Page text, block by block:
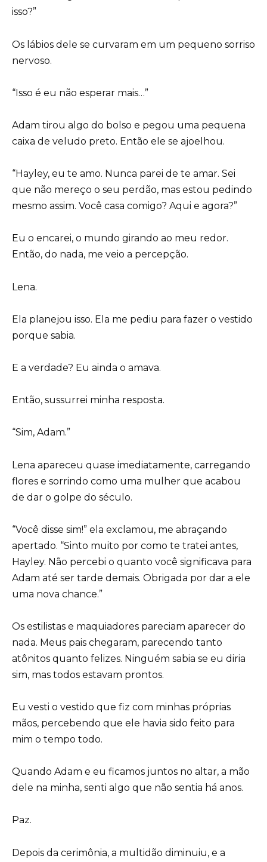
isso?”
Os lábios dele se curvaram em um pequeno sorriso
nervoso.
“Isso é eu não esperar mais…”
Adam tirou algo do bolso e pegou uma pequena
caixa de veludo preto. Então ele se ajoelhou.
“Hayley, eu te amo. Nunca parei de te amar. Sei
que não mereço o seu perdão, mas estou pedindo
mesmo assim. Você casa comigo? Aqui e agora?”
Eu o encarei, o mundo girando ao meu redor.
Então, do nada, me veio a percepção.
Lena.
Ela planejou isso. Ela me pediu para fazer o vestido
porque sabia.
E a verdade? Eu ainda o amava.
Então, sussurrei minha resposta.
“Sim, Adam.”
Lena apareceu quase imediatamente, carregando
flores e sorrindo como uma mulher que acabou
de dar o golpe do século.
“Você disse sim!” ela exclamou, me abraçando
apertado. “Sinto muito por como te tratei antes,
Hayley. Não percebi o quanto você significava para
Adam até ser tarde demais. Obrigada por dar a ele
uma nova chance.”
Os estilistas e maquiadores pareciam aparecer do
nada. Meus pais chegaram, parecendo tanto
atônitos quanto felizes. Ninguém sabia se eu diria
sim, mas todos estavam prontos.
Eu vesti o vestido que fiz com minhas próprias
mãos, percebendo que ele havia sido feito para
mim o tempo todo.
Quando Adam e eu ficamos juntos no altar, a mão
dele na minha, senti algo que não sentia há anos.
Paz.
Depois da cerimônia, a multidão diminuiu, e a